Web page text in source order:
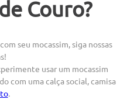
Couro?
seu mocassim, siga nossas
usar um mocassim
com uma calça social, camisa
.